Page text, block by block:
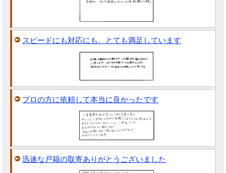
スピードにも対応にも、とても満足しています
プロの方に依頼して本当に良かったです
迅速な戸籍の取寄ありがとうございました